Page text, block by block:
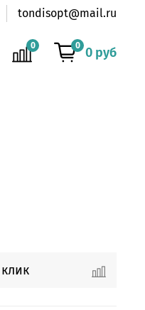
tondisopt@mail.ru
0 0 0 руб